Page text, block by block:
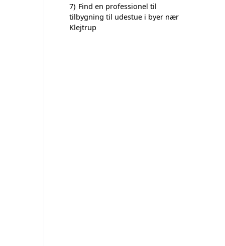
7) Find en professionel til
tilbygning til udestue i byer nær
Klejtrup